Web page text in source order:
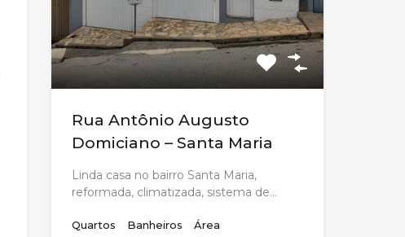
Rua Antônio Augusto
Domiciano – Santa Maria
Linda casa no bairro Santa Maria,
reformada, climatizada, sistema de…
Quartos
Banheiros
Área